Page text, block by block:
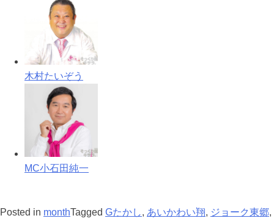
木村たいぞう
MC小石田純一
Posted in monthTagged Gたかし, あいかわい翔, ジョーク東郷,